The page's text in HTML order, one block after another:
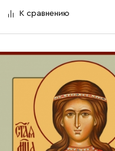
К сравнению